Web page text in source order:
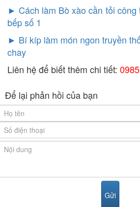
► Cách làm Bò xào cần tỏi
bếp số 1
► Bí kíp làm món ngon truyền
chay
Liên hệ để biết thêm chi tiết:
Để lại phản hồi của bạn